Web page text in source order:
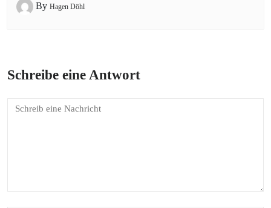
By Hagen Döhl
Schreibe eine Antwort